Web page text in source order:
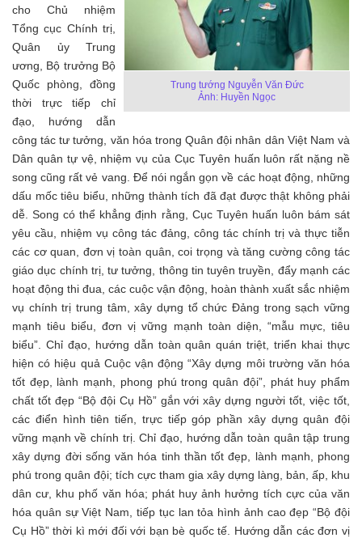
Trung tướng Nguyễn Văn Đức
Ảnh: Huyền Ngọc
cho Chủ nhiệm
Tổng cục Chính trị,
Quân ủy Trung
ương, Bộ trưởng Bộ
Quốc phòng, đồng
thời trực tiếp chỉ
đạo, hướng dẫn
công tác tư tưởng, văn hóa trong Quân đội nhân dân Việt Nam và
Dân quân tự vệ, nhiệm vụ của Cục Tuyên huấn luôn rất nặng nề
song cũng rất vẻ vang. Để nói ngắn gọn về các hoạt động, những
dấu mốc tiêu biểu, những thành tích đã đạt được thật không phải
dễ. Song có thể khẳng định rằng, Cục Tuyên huấn luôn bám sát
yêu cầu, nhiệm vụ công tác đảng, công tác chính trị và thực tiễn
các cơ quan, đơn vị toàn quân, coi trọng và tăng cường công tác
giáo dục chính trị, tư tưởng, thông tin tuyên truyền, đẩy mạnh các
hoạt động thi đua, các cuộc vận động, hoàn thành xuất sắc nhiệm
vụ chính trị trung tâm, xây dựng tổ chức Đảng trong sạch vững
mạnh tiêu biểu, đơn vị vững mạnh toàn diện, “mẫu mực, tiêu
biểu”. Chỉ đạo, hướng dẫn toàn quân quán triệt, triển khai thực
hiện có hiệu quả Cuộc vận động “Xây dựng môi trường văn hóa
tốt đẹp, lành mạnh, phong phú trong quân đội”, phát huy phẩm
chất tốt đẹp “Bộ đội Cụ Hồ” gắn với xây dựng người tốt, việc tốt,
các điển hình tiên tiến, trực tiếp góp phần xây dựng quân đội
vững mạnh về chính trị. Chỉ đạo, hướng dẫn toàn quân tập trung
xây dựng đời sống văn hóa tinh thần tốt đẹp, lành mạnh, phong
phú trong quân đội; tích cực tham gia xây dựng làng, bản, ấp, khu
dân cư, khu phố văn hóa; phát huy ảnh hưởng tích cực của văn
hóa quân sự Việt Nam, tiếp tục lan tỏa hình ảnh cao đẹp “Bộ đội
Cụ Hồ” thời kì mới đối với bạn bè quốc tế. Hướng dẫn các đơn vị